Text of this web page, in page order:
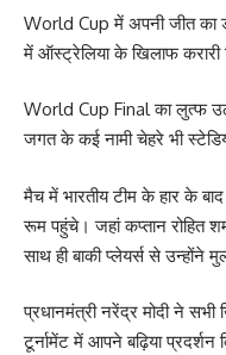
World Cup में अपनी जीत का
में ऑस्ट्रेलिया के खिलाफ
World Cup Final का लुत्फ
जगत के कई नामी चेहरे भी
मैच में भारतीय टीम के हार के
रूम पहुंचे। जहां कप्तान रोहित
साथ ही बाकी प्लेयर्स से उन्होंने
प्रधानमंत्री नरेंद्र मोदी ने
टूर्नामेंट में आपने बढ़िया